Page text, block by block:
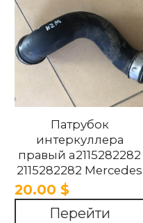
Патрубок
интеркуллера
правый a2115282282
2115282282 Mercedes
W211 2002-2009
20.00 $
Перейти